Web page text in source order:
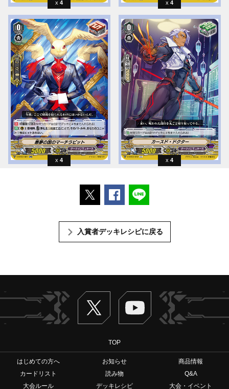
4 4
4 4
ポストするFacebookでシェアする
入賞者デッキレシピに戻る
Twitter ヴァンガードch
TOP
はじめての方へ お知らせ
商品情報
カードリスト
読み物
Q&A
大会ルール
デッキレシピ
大会・イベント